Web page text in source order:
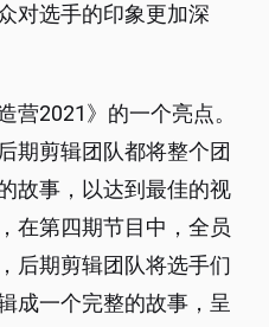
对选手的印象更加深
营2021》的一个亮点。
期剪辑团队都将整个团
故事，以达到最佳的视
在第四期节目中，全员
后期剪辑团队将选手们
成一个完整的故事，呈